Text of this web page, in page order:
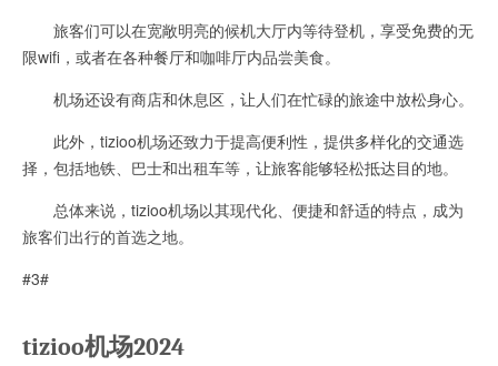
旅客们可以在宽敞明亮的候机大厅内等待登机，享受免费的无
限wifi，或者在各种餐厅和咖啡厅内品尝美食。
机场还设有商店和休息区，让人们在忙碌的旅途中放松身心。
此外，tizioo机场还致力于提高便利性，提供多样化的交通选
择，包括地铁、巴士和出租车等，让旅客能够轻松抵达目的地。
总体来说，tizioo机场以其现代化、便捷和舒适的特点，成为
旅客们出行的首选之地。
#3#
tizioo机场2024